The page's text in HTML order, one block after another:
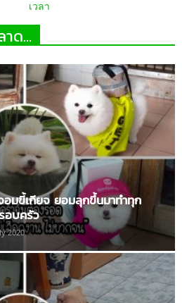
เวลา
ด...
อมขี้เกียจ ยอมลุกขึ้นมาทำทุก
อบครัว
2020